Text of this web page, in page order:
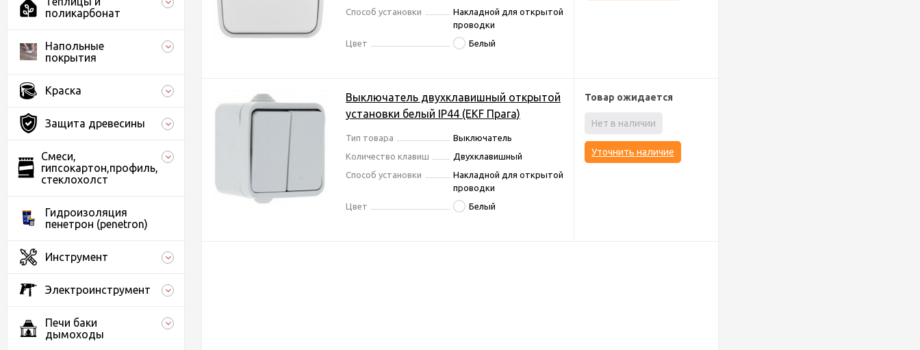
поликарбонат
Напольные
покрытия
Краска
Защита древесины
Смеси,
гипсокартон,профиль,
стеклохолст
Гидроизоляция
пенетрон (penetron)
Инструмент
Электроинструмент
Печи баки
дымоходы
Способ установки
Накладной для открытой
проводки
Цвет
Белый
Выключатель двухклавишный открытой
установки белый IP44 (EKF Прага)
Тип товара
Выключатель
Количество клавиш
Двухклавишный
Способ установки
Накладной для открытой
проводки
Цвет
Белый
Товар ожидается
Нет в наличии
Уточнить наличие